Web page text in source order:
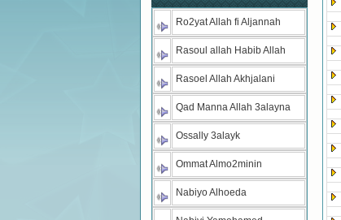
Ro2yat Allah fi Aljannah
Rasoul allah Habib Allah
Rasoel Allah Akhjalani
Qad Manna Allah 3alayna
Ossally 3alayk
Ommat Almo2minin
Nabiyo Alhoeda